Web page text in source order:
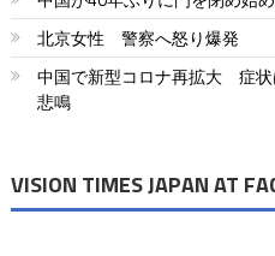
シ
ョ
北京女性 警察へ怒り爆発
中国で新型コロナ再拡大 症
悲鳴
VISION TIMES JAPAN AT